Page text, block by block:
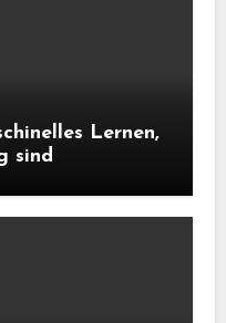
Lernen,
sind